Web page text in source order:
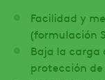
Facilidad y
(formulación
Baja la carga
protección